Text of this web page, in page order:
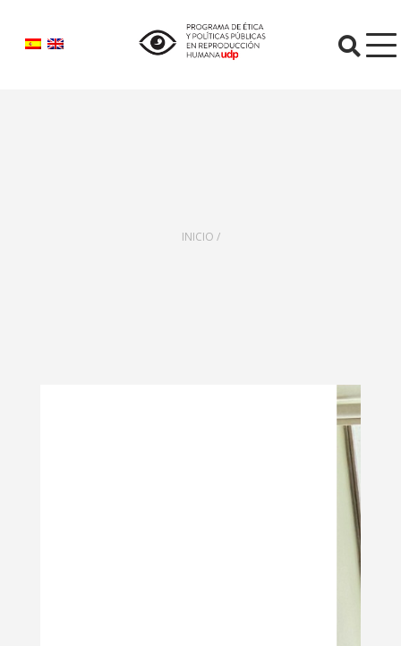
INICIO /